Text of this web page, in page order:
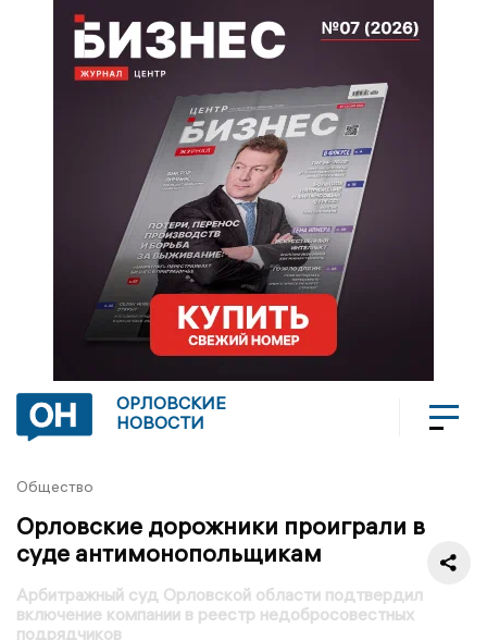
ОРЛОВСКИЕ
НОВОСТИ
Общество
Орловские дорожники проиграли в
суде антимонопольщикам
Арбитражный суд Орловской области подтвердил
включение компании в реестр недобросовестных
подрядчиков